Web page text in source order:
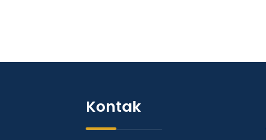
Kontak